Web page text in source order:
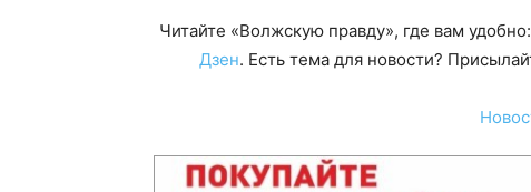
Читайте «Волжскую правду», где вам удобно:
Дзен. Есть тема для новости?